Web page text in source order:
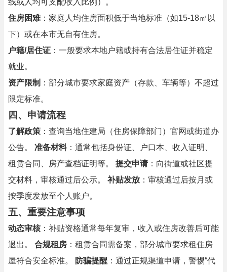
线或人均可支配收入比例）。
住房困难：家庭人均住房面积低于当地标准（如15-18㎡以
下）或在本市无自有住房。
户籍/居住证 ：一般要求本地户籍或持有合法居住证并稳定
就业。
资产限制 ：部分城市要求家庭资产（存款、车辆等）不超过
限定标准。
四、申请流程
了解政策 ：查询当地住建局（住房保障部门）官网或街道办
公告。 准备材料：通常包括身份证、户口本、收入证明、
租赁合同、房产查档证明等。 提交申请：向街道或社区提
交材料，审核通过后公示。 补贴发放 ：审核通过后按月或
按季度发放至个人账户。
五、重要注意事项
动态审核：补贴资格通常每年复审，收入或住房改善后可能
退出。 合规租房 ：租赁合同需备案，部分城市要求租住房
屋符合安全标准。
防骗提醒 ：通过正规渠道申请，警惕“代